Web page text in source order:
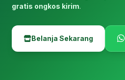
gratis ongkos kirim.
Belanja Sekarang